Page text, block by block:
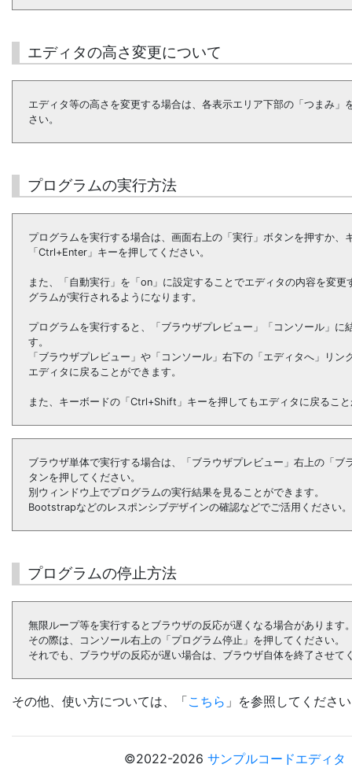
エディタの高さ変更について
エディタ等の高さを変更する場合は、各表示エリア下部の「つまみ」
さい。
プログラムの実行方法
プログラムを実行する場合は、画面右上の「実行」ボタンを押すか、
「Ctrl+Enter」キーを押してください。
また、「自動実行」を「on」に設定することでエディタの内容を変更
グラムが実行されるようになります。
プログラムを実行すると、「ブラウザプレビュー」「コンソール」に
す。
「ブラウザプレビュー」や「コンソール」右下の「エディタへ」リン
エディタに戻ることができます。
また、キーボードの「Ctrl+Shift」キーを押してもエディタに戻るこ
ブラウザ単体で実行する場合は、「ブラウザプレビュー」右上の「ブ
タンを押してください。
別ウィンドウ上でプログラムの実行結果を見ることができます。
Bootstrapなどのレスポンシブデザインの確認などでご活用ください。
プログラムの停止方法
無限ループ等を実行するとブラウザの反応が遅くなる場合があります
その際は、コンソール右上の「プログラム停止」を押してください。
それでも、ブラウザの反応が遅い場合は、ブラウザ自体を終了させて
その他、使い方については、「こちら 」を参照してくださ
©2022-2026 サンプルコードエディタ